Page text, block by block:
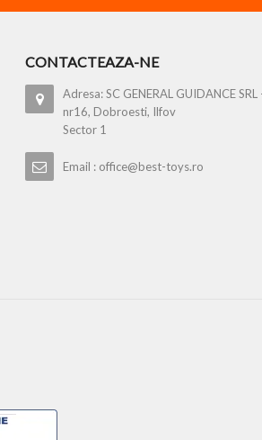
CONTACTEAZA-NE
Adresa: SC GENERAL GUIDANCE
nr16, Dobroesti, Ilfov
Sector 1
Email : office@best-toys.ro